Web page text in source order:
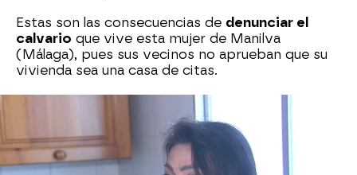
Estas son las consecuencias de denunciar el
calvario que vive esta mujer de Manilva
(Málaga), pues sus vecinos no aprueban que su
vivienda sea una casa de citas.
Nelly y sus trabajadoras denuncian el acoso
constante al que se están viendo sometidas
desde hace 4 meses
: piedras contra sus
ventanas y cristales por todo el piso.